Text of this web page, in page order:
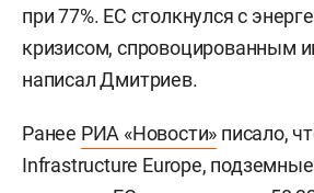
при 77%. ЕС столкнулся с
кризисом, спровоцированным
написал Дмитриев.
Ранее РИА «Новости» писало,
Infrastructure Europe,